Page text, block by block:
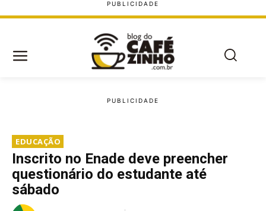
EDUCAÇÃO
Inscrito no Enade deve preencher
questionário do estudante até
sábado